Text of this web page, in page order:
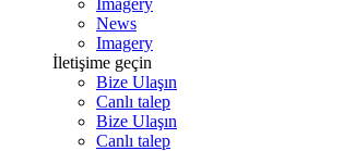
Imagery
News
Imagery
İletişime geçin
Bize Ulaşın
Canlı talep
Bize Ulaşın
Canlı talep